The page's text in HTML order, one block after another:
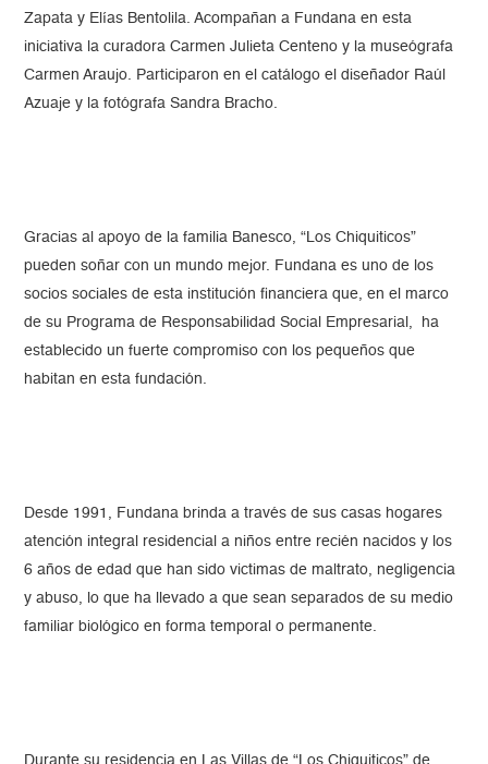
Zapata y Elías Bentolila. Acompañan a Fundana en esta
iniciativa la curadora Carmen Julieta Centeno y la museógrafa
Carmen Araujo. Participaron en el catálogo el diseñador Raúl
Azuaje y la fotógrafa Sandra Bracho.
Gracias al apoyo de la familia Banesco, “Los Chiquiticos”
pueden soñar con un mundo mejor. Fundana es uno de los
socios sociales de esta institución financiera que, en el marco
de su Programa de Responsabilidad Social Empresarial, ha
establecido un fuerte compromiso con los pequeños que
habitan en esta fundación.
Desde 1991, Fundana brinda a través de sus casas hogares
atención integral residencial a niños entre recién nacidos y los
6 años de edad que han sido victimas de maltrato, negligencia
y abuso, lo que ha llevado a que sean separados de su medio
familiar biológico en forma temporal o permanente.
Durante su residencia en Las Villas de “Los Chiquiticos” de